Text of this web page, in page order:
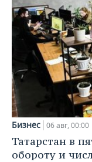
Бизнес 06 авг, 00:00
Татарстан в
обороту и